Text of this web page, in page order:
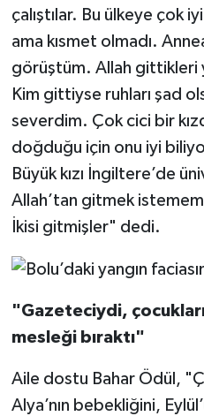
çalıştılar. Bu ülkeye çok
ama kısmet olmadı.
görüştüm. Allah
Kim gittiyse ruhları şad
severdim. Çok cici bir
doğduğu için onu iyi
Büyük kızı İngiltere’de
Allah’tan gitmek
İkisi gitmişler" dedi.
"Gazeteciydi,
mesleği bıraktı"
Aile dostu Bahar Ödül,
Alya’nın bebekliğini,